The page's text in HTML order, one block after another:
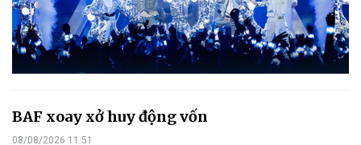
BAF xoay xở huy động vốn
08/08/2026 11:51